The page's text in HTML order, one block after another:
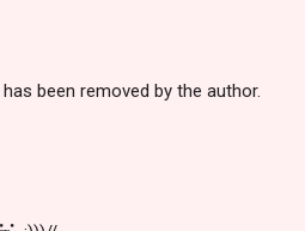
been removed by the author.